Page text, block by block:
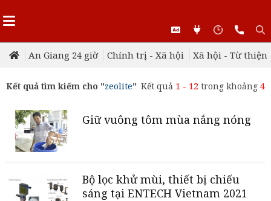
An Giang 24 giờ Chính trị - Xã hội Xã hội - Từ thiện
Kết quả tìm kiếm cho "zeolite" Kết quả 1 - 12 trong khoảng 4
Giữ vuông tôm mùa nắng nóng
Bộ lọc khử mùi, thiết bị chiếu
sáng tại ENTECH Vietnam 2021